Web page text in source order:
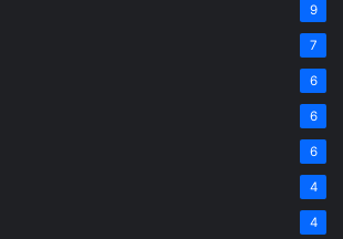
9
7
6
6
6
4
4